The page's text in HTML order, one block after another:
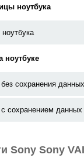
ноутбука
ноутбуке
сохранения данных
сохранением данных
Sony Sony